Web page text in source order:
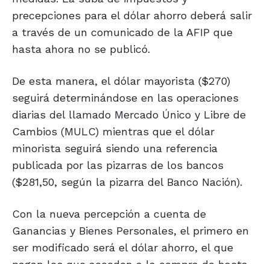
precepciones para el dólar ahorro deberá salir
a través de un comunicado de la AFIP que
hasta ahora no se publicó.
De esta manera, el dólar mayorista ($270)
seguirá determinándose en las operaciones
diarias del llamado Mercado Único y Libre de
Cambios (MULC) mientras que el dólar
minorista seguirá siendo una referencia
publicada por las pizarras de los bancos
($281,50, según la pizarra del Banco Nación).
Con la nueva percepción a cuenta de
Ganancias y Bienes Personales, el primero en
ser modificado será el dólar ahorro, el que